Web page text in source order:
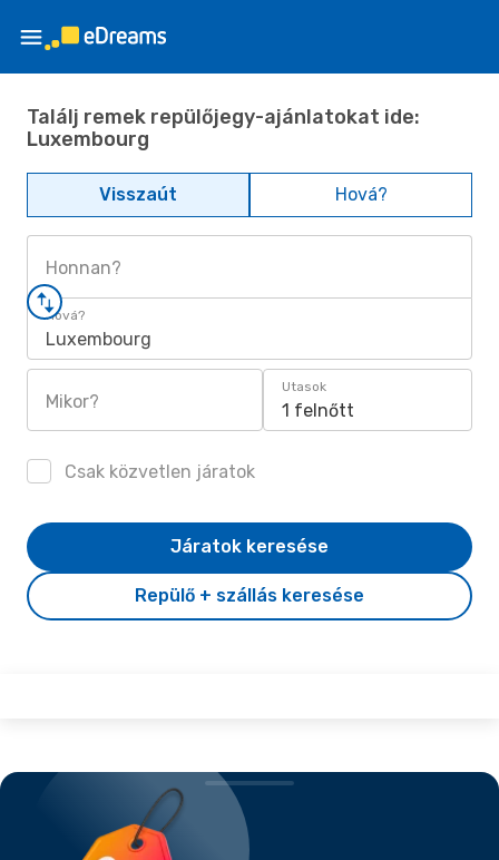
Találj remek repülőjegy-ajánlatokat ide:
Luxembourg
Visszaút Hová?
Honnan?
Hová?
Luxembourg
Mikor?
Utasok
1 felnőtt
Csak közvetlen járatok
Repülő + szállás keresése
Járatok keresése